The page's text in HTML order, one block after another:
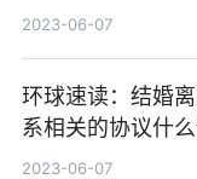
还能开车吗？
2023-06-07
环球速读：结婚
系相关的协议什
规定？彩礼返还的
2023-06-07